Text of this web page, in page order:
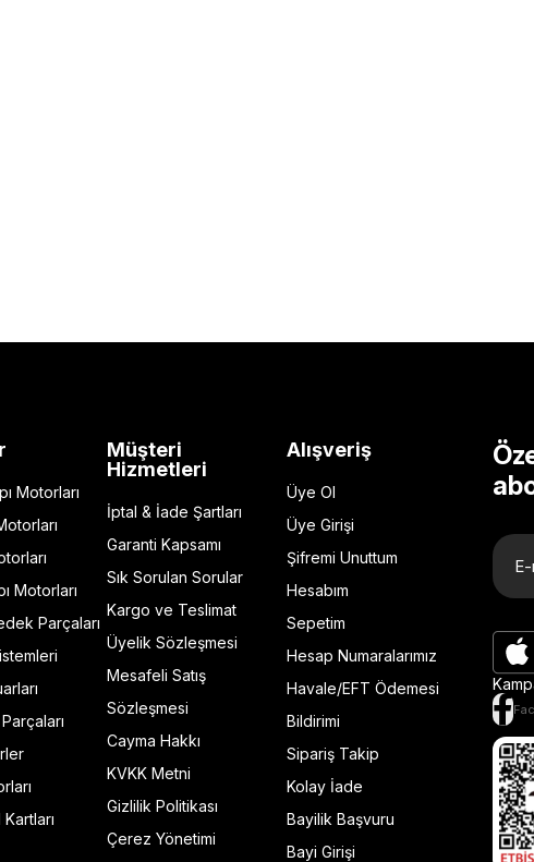
Motorları
Motorları
Parçaları
Müşteri
Hizmetleri
İptal & İade Şartları
Garanti Kapsamı
Sık Sorulan Sorular
Kargo ve Teslimat
Üyelik Sözleşmesi
Mesafeli Satış
Sözleşmesi
Cayma Hakkı
KVKK Metni
Gizlilik Politikası
Çerez Yönetimi
Alışveriş
Üye Ol
Üye Girişi
Şifremi Unuttum
Hesabım
Sepetim
Hesap Numaralarımız
Havale/EFT Ödemesi
Bildirimi
Sipariş Takip
Kolay İade
Bayilik Başvuru
Bayi Girişi